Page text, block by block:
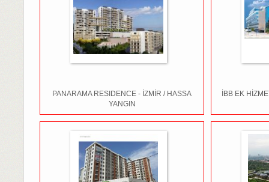
PANARAMA RESIDENCE - İZMİR / HASSA
YANGIN
İBB EK